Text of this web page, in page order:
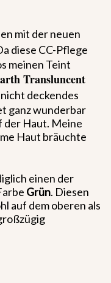
mit der neuen
diese CC-Pflege
meinen Teint
Transluncent
deckendes
ganz wunderbar
der Haut. Meine
Haut bräuchte
einen der
Grün. Diesen
auf dem oberen als